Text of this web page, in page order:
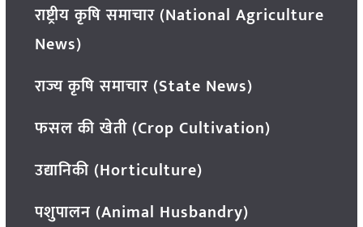
राष्ट्रीय कृषि समाचार (National Agriculture
News)
राज्य कृषि समाचार (State News)
फसल की खेती (Crop Cultivation)
उद्यानिकी (Horticulture)
पशुपालन (Animal Husbandry)